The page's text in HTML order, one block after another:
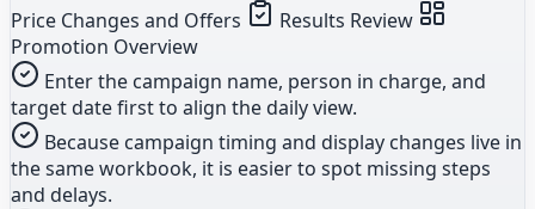
Price Changes and Offers
Results Review
Promotion Overview
Enter the campaign name, person in charge, and
target date first to align the daily view.
Because campaign timing and display changes live in
the same workbook, it is easier to spot missing steps
and delays.